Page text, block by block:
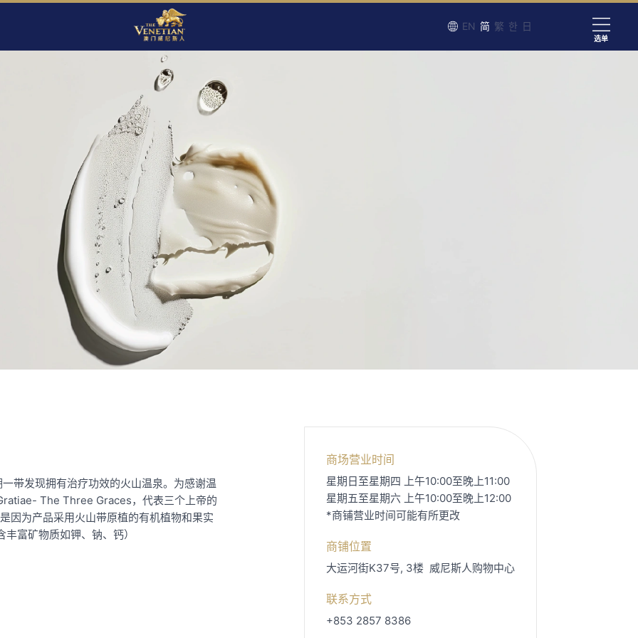
EN 简 繁 한 日
选单
带发现拥有治疗功效的火山温泉。为感谢温
The Three Graces，代表三个上帝的
因为产品采用火山带原植的有机植物和果实
富矿物质如钾、钠、钙）
商场营业时间
星期日至星期四 上午10:00至晚上11:00
星期五至星期六 上午10:00至晚上12:00
*商铺营业时间可能有所更改
商铺位置
大运河街K37号, 3楼 威尼斯人购物中心
联系方式
+853 2857 8386